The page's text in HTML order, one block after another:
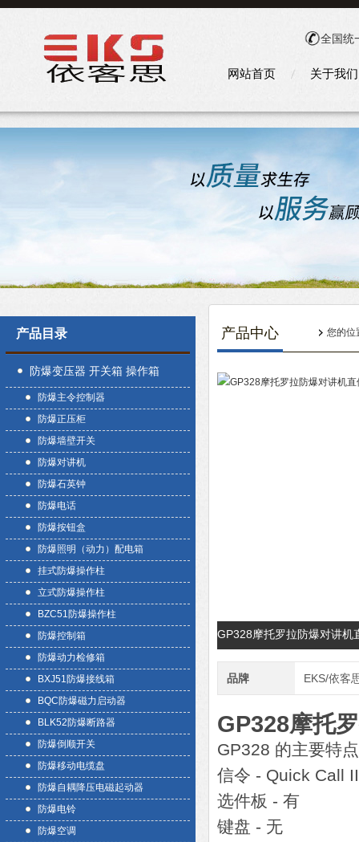
全国统
网站首页 关于我们
产品目录
防爆变压器 开关箱 操作箱
防爆主令控制器
防爆正压柜
防爆墙壁开关
防爆对讲机
防爆石英钟
防爆电话
防爆按钮盒
防爆照明（动力）配电箱
挂式防爆操作柱
立式防爆操作柱
BZC51防爆操作柱
防爆控制箱
防爆动力检修箱
BXJ51防爆接线箱
BQC防爆磁力启动器
BLK52防爆断路器
防爆倒顺开关
防爆移动电缆盘
防爆自耦降压电磁起动器
防爆电铃
防爆空调
产品中心 您的位
GP328摩托罗拉防爆对讲机
品牌 EKS/依客
GP328摩托
GP328 的主要特点
信令 - Quick Call
选件板 - 有
键盘 - 无